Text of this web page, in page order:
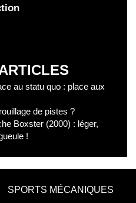
au statu quo : place aux
de pistes ?
Boxster (2000) : léger,
!
SPORTS MÉCANIQUES